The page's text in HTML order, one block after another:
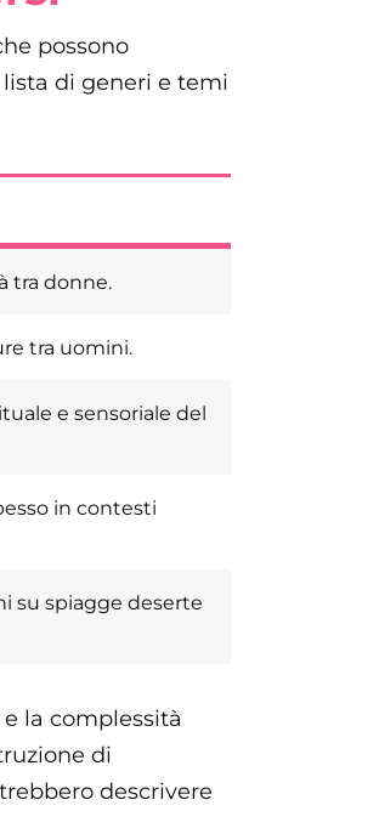
possono
di generi e temi
tra donne.
tra uomini.
e sensoriale del
in contesti
su spiagge deserte
la complessità
di
descrivere